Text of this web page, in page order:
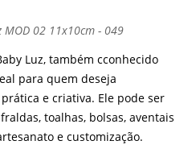
MOD 02 11x10cm - 049
Luz, também cconhecido
para quem deseja
e criativa. Ele pode ser
toalhas, bolsas, aventais
e customização.